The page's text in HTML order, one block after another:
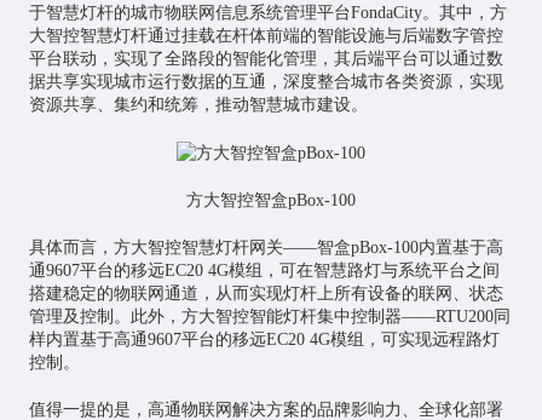
于智慧灯杆的城市物联网信息系统管理平台FondaCity。其中，方
大智控智慧灯杆通过挂载在杆体前端的智能设施与后端数字管控
平台联动，实现了全路段的智能化管理，其后端平台可以通过数
据共享实现城市运行数据的互通，深度整合城市各类资源，实现
资源共享、集约和统筹，推动智慧城市建设。
方大智控智盒pBox-100
具体而言，方大智控智慧灯杆网关——智盒pBox-100内置基于高
通9607平台的移远EC20 4G模组，可在智慧路灯与系统平台之间
搭建稳定的物联网通道，从而实现灯杆上所有设备的联网、状态
管理及控制。此外，方大智控智能灯杆集中控制器——RTU200同
样内置基于高通9607平台的移远EC20 4G模组，可实现远程路灯
控制。
值得一提的是，高通物联网解决方案的品牌影响力、全球化部署